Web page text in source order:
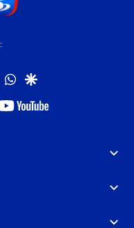
twitterwhatsapp
google
youtube-